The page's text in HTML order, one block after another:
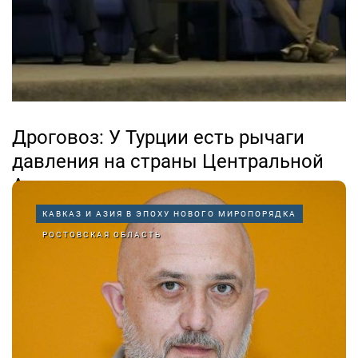
Дроговоз: У Турции есть рычаги
давления на страны Центральной
Азии
27.10.2025
В глобальном и региональном аспектах миром движет
два критерия – жадность и страх. Такой вердикт
вынес директор АНО по развитию культурно-
образовательных, деловых и общественных связей
«Центр аналитики и стратегических коммуникаций»
КАВКАЗ И АЗИЯ В ЭПОХУ НОВОГО МИРОПОРЯДКА
РОСТОВСКАЯ ОБЛАСТЬ